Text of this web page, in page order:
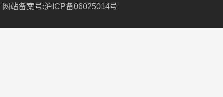
网站备案号:沪ICP备06025014号